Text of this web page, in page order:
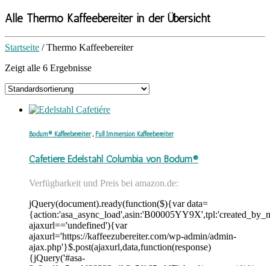
Alle Thermo Kaffeebereiter in der Übersicht
Startseite / Thermo Kaffeebereiter
Zeigt alle 6 Ergebnisse
Bodum® Kaffeebereiter, Full Immersion Kaffeebereiter
Cafetiére Edelstahl Columbia von Bodum®
Verfügbarkeit und Preis bei amazon.de:
jQuery(document).ready(function($){var data=
ajaxurl=='undefined'){var
ajaxurl='https://kaffeezubereiter.com/wp-admin/admin-
ajax.php'}$.post(ajaxurl,data,function(response)
{jQuery('#asa-